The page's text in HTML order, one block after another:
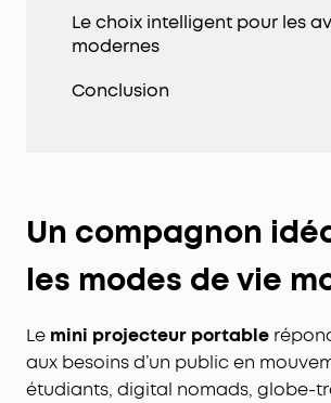
Le choix intelligent pour les
modernes
Conclusion
Un compagnon
les modes de vie
Le mini projecteur portable
aux besoins d’un public en
étudiants, digital nomads, globe-